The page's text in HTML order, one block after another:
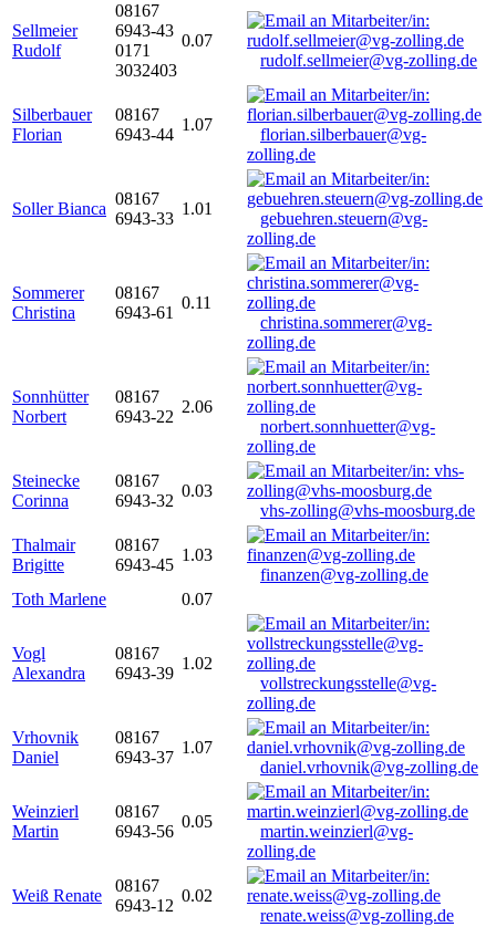
Sellmeier
Rudolf
08167
6943-43
0171
3032403
0.07
rudolf.sellmeier@vg-zolling.de
Silberbauer
Florian
08167
6943-44
1.07
florian.silberbauer@vg-
zolling.de
Soller Bianca
08167
6943-33
1.01
gebuehren.steuern@vg-
zolling.de
Sommerer
Christina
08167
6943-61
0.11
christina.sommerer@vg-
zolling.de
Sonnhütter
Norbert
08167
6943-22
2.06
norbert.sonnhuetter@vg-
zolling.de
Steinecke
Corinna
08167
6943-32
0.03
vhs-zolling@vhs-moosburg.de
Thalmair
Brigitte
08167
6943-45
1.03
finanzen@vg-zolling.de
Toth Marlene
0.07
Vogl
Alexandra
08167
6943-39
1.02
vollstreckungsstelle@vg-
zolling.de
Vrhovnik
Daniel
08167
6943-37
1.07
daniel.vrhovnik@vg-zolling.de
Weinzierl
Martin
08167
6943-56
0.05
martin.weinzierl@vg-
zolling.de
Weiß Renate
08167
6943-12
0.02
renate.weiss@vg-zolling.de